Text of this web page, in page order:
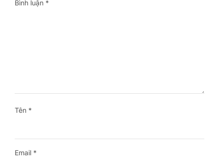
Bình luận *
Tên *
Email *